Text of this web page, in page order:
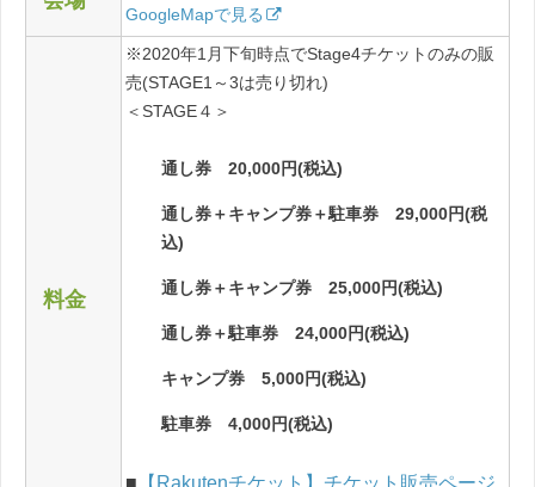
GoogleMapで見る
料金
※2020年1月下旬時点でStage4チケットのみの販
売(STAGE1～3は売り切れ)
＜STAGE４＞
通し券 20,000円(税込)
通し券＋キャンプ券＋駐車券 29,000円(税
込)
通し券＋キャンプ券 25,000円(税込)
通し券＋駐車券 24,000円(税込)
キャンプ券 5,000円(税込)
駐車券 4,000円(税込)
■ 【Rakutenチケット】チケット販売ページ